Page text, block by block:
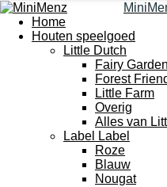
Home
Houten speelgoed
Little Dutch
Fairy Garden
Forest
Little Farm
Overig
Alles van
Label Label
Roze
Blauw
Nougat